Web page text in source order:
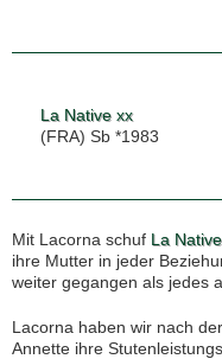
La Native xx
(FRA) Sb *1983
Mit Lacorna schuf La
ihre Mutter in jeder
weiter gegangen als jedes
Lacorna haben wir nach
Annette ihre